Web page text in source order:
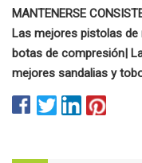
MANTENERSE
Las mejores pistolas
botas de compresión|
mejores sandalias y